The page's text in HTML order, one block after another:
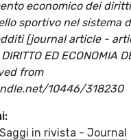
economico dei diritti
sportivo nel sistema
[journal article -
ED ECONOMIA
from
10446/318230
in rivista - Journal